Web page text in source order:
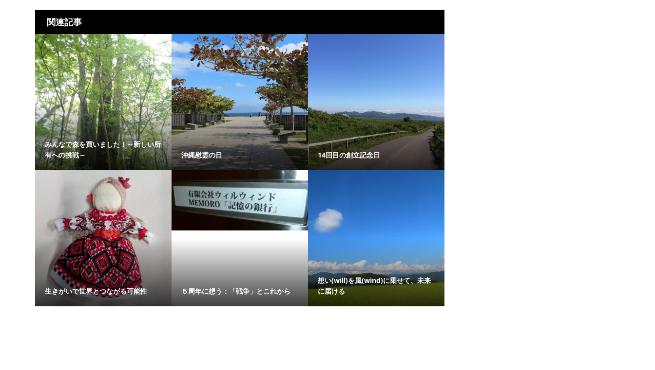
関連記事
みんなで森を買いました！～新しい所
有への挑戦～
沖縄慰霊の日 14回目の創立記念日
生きがいで世界とつながる可能性 ５周年に想う：「戦争」とこれから
想い(will)を風(wind)に乗せて、未来
に届ける